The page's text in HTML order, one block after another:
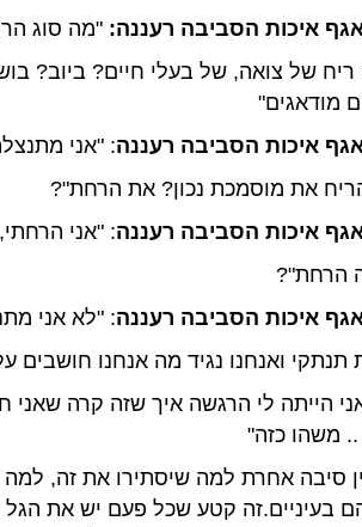
איכות הסביבה רעננה: "מה סוג
ריח של צואה, של בעלי חיים? ביוב?
מודאגים"
איכות הסביבה רעננה: "אני
את מוסמכת נכון? את הרחת"?
איכות הסביבה רעננה: "אני
הרחת"?
איכות הסביבה רעננה: "לא אני
תנתקי ואנחנו נגיד מה אנחנו חושבים
הייתה לי הרגשה איך שזה קרה
.. משהו כזה"
סיבה אחרת למה שיסתירו את זה, למה
בעיניים.זה קטע שכל פעם יש את